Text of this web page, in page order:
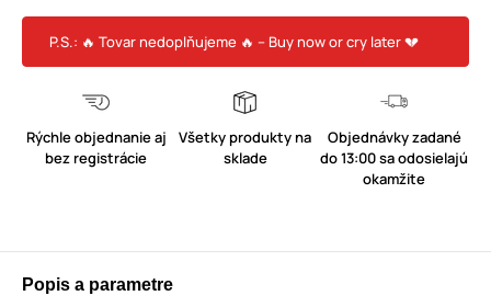
P.S.: 🔥 Tovar nedoplňujeme 🔥 – Buy now or cry later 💔
Rýchle objednanie aj
bez registrácie
Všetky produkty na
sklade
Objednávky zadané
do 13:00 sa odosielajú
okamžite
Popis a parametre